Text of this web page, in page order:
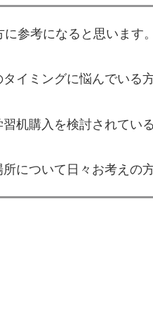
参考になると思います。
イミングに悩んでいる
机購入を検討されてい
について日々お考えの